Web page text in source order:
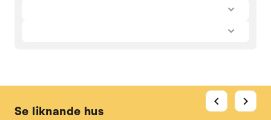
Se liknande hus
chevron_left chevron_right